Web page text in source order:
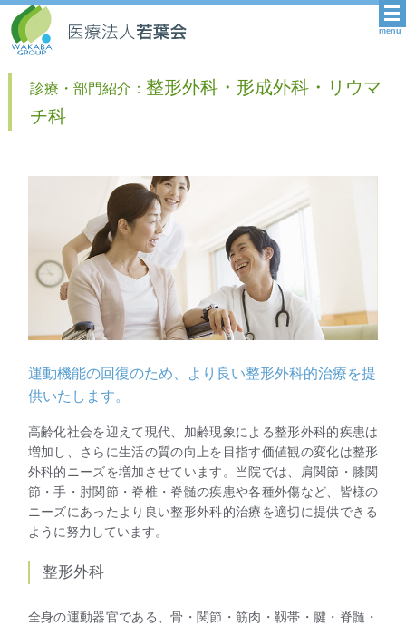
menu
診療・部門紹介：整形外科・形成外科・リウマ
チ科
運動機能の回復のため、より良い整形外科的治療を提
供いたします。
高齢化社会を迎えて現代、加齢現象による整形外科的疾患は
増加し、さらに生活の質の向上を目指す価値観の変化は整形
外科的ニーズを増加させています。当院では、肩関節・膝関
節・手・肘関節・脊椎・脊髄の疾患や各種外傷など、皆様の
ニーズにあったより良い整形外科的治療を適切に提供できる
ように努力しています。
整形外科
全身の運動器官である、骨・関節・筋肉・靱帯・腱・脊髄・